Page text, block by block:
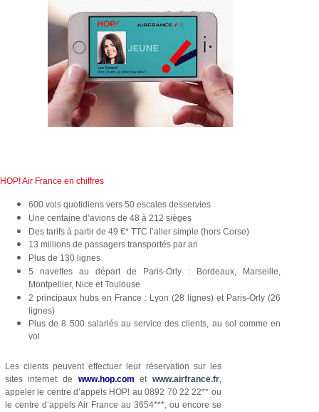
HOP! Air France en chiffres
600 vols quotidiens vers 50 escales desservies
Une centaine d’avions de 48 à 212 sièges
Des tarifs à partir de 49 €* TTC l’aller simple (hors Corse)
13 millions de passagers transportés par an
Plus de 130 lignes
5 navettes au départ de Paris-Orly : Bordeaux, Marseille,
Montpellier, Nice et Toulouse
2 principaux hubs en France : Lyon (28 lignes) et Paris-Orly (26
lignes)
Plus de 8 500 salariés au service des clients, au sol comme en
vol
Les clients peuvent effectuer leur réservation sur les
sites internet de www.hop.com et www.airfrance.fr,
appeler le centre d’appels HOP! au 0892 70 22 22** ou
le centre d’appels Air France au 3654***, ou encore se